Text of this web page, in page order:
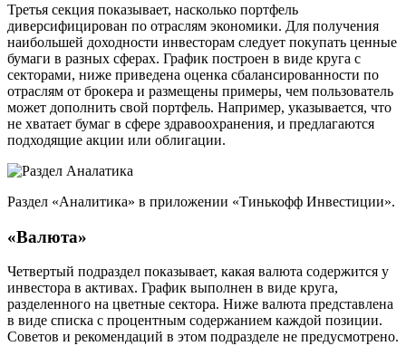
Третья секция показывает, насколько портфель
диверсифицирован по отраслям экономики. Для получения
наибольшей доходности инвесторам следует покупать ценные
бумаги в разных сферах. График построен в виде круга с
секторами, ниже приведена оценка сбалансированности по
отраслям от брокера и размещены примеры, чем пользователь
может дополнить свой портфель. Например, указывается, что
не хватает бумаг в сфере здравоохранения, и предлагаются
подходящие акции или облигации.
Раздел «Аналитика» в приложении «Тинькофф Инвестиции».
«Валюта»
Четвертый подраздел показывает, какая валюта содержится у
инвестора в активах. График выполнен в виде круга,
разделенного на цветные сектора. Ниже валюта представлена
в виде списка с процентным содержанием каждой позиции.
Советов и рекомендаций в этом подразделе не предусмотрено.